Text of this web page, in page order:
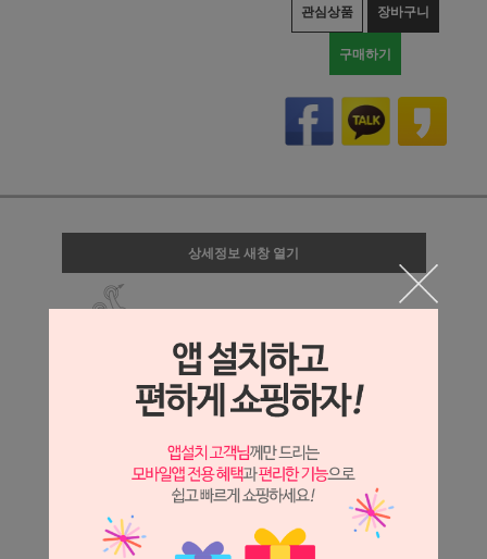
관심상품 장바구니
구매하기
상세정보 새창 열기